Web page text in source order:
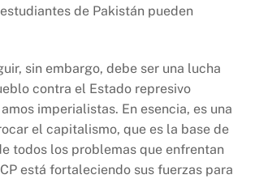
de Pakistán pueden
sin embargo, debe ser una lucha
contra el Estado represivo
imperialistas. En esencia, es una
el capitalismo, que es la base de
todos los problemas que enfrentan
está fortaleciendo sus fuerzas para